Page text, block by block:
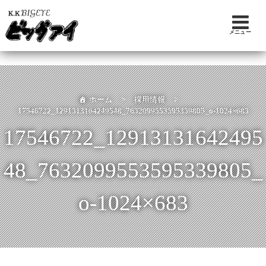
メニュー
ホーム > 採用情報
>
17546722_1291313164249548_7632099553595339805_o-1024×683
17546722_12913131642495
48_7632099553595339805_
o-1024×683